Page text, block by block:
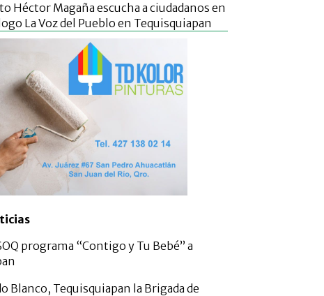
Héctor Magaña escucha a ciudadanos en
La Voz del Pueblo en Tequisquiapan
programa “Contigo y Tu Bebé” a
Blanco, Tequisquiapan la Brigada de